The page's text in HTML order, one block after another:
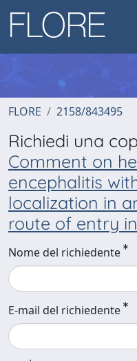
FLORE 2158/843495
Richiedi una
Comment on
encephalitis
localization in
route of entry
Nome del richiedente
E-mail del richiedente